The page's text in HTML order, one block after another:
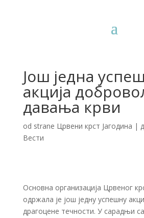
Још једна
акција
давања крви
od strane Црвени крст Јагодина |
Вести
Основна организација Црвеног
одржала је још једну успешну
драгоцене течности. У сарадњи